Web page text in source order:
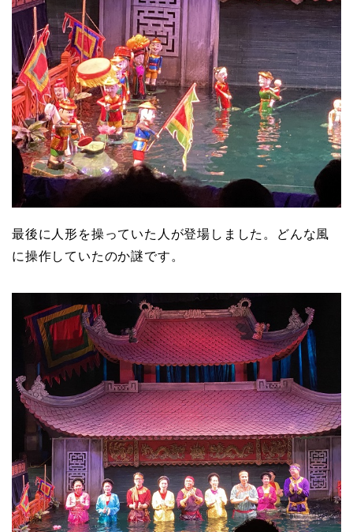
最後に人形を操っていた人が登場しました。どんな風
に操作していたのか謎です。